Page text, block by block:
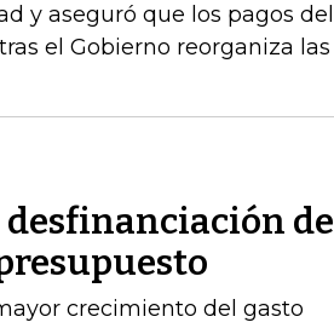
y aseguró que los pagos del
el Gobierno reorganiza las
de
crecimiento del gasto